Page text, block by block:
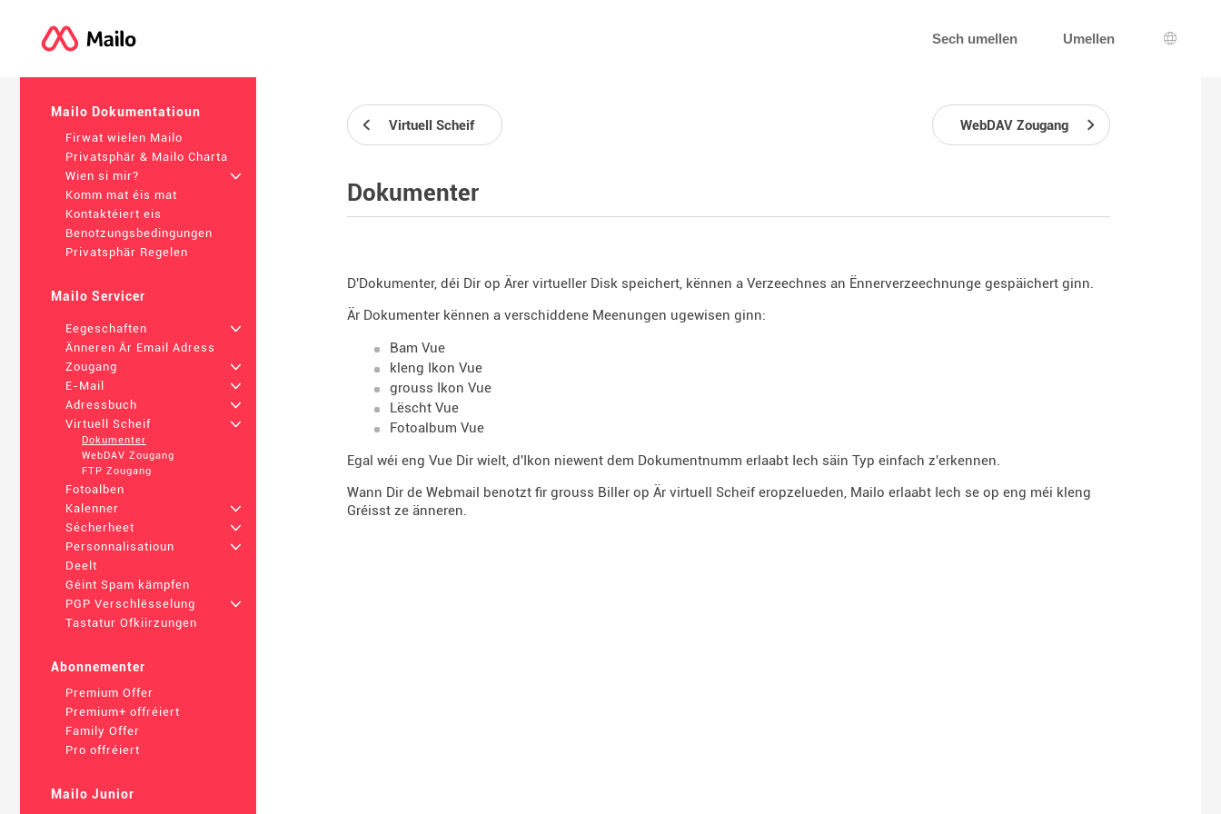
Sech umellen Umellen
Mailo Dokumentatioun
Firwat wielen Mailo
Privatsphär & Mailo Charta
Wien si mir?
+
Komm mat éis mat
Kontaktéiert eis
Benotzungsbedingungen
Privatsphär Regelen
Mailo Servicer
Eegeschaften
+
Änneren Är Email Adress
Zougang
+
E-Mail
+
Adressbuch
+
Virtuell Scheif
+
Dokumenter
WebDAV Zougang
FTP Zougang
Fotoalben
Kalenner
+
Sécherheet
+
Personnalisatioun
+
Deelt
Géint Spam kämpfen
PGP Verschlësselung
+
Tastatur Ofkiirzungen
Abonnementer
Premium Offer
Premium+ offréiert
Family Offer
Pro offréiert
Mailo Junior
Virtuell Scheif WebDAV Zougang
Dokumenter
D'Dokumenter, déi Dir op Ärer virtueller Disk speichert, kënnen a Verzeechnes an Ënnerverzeechnunge gespäichert ginn.
Är Dokumenter kënnen a verschiddene Meenungen ugewisen ginn:
Bam Vue
kleng Ikon Vue
grouss Ikon Vue
Lëscht Vue
Fotoalbum Vue
Egal wéi eng Vue Dir wielt, d'Ikon niewent dem Dokumentnumm erlaabt Iech säin Typ einfach z'erkennen.
Wann Dir de Webmail benotzt fir grouss Biller op Är virtuell Scheif eropzelueden, Mailo erlaabt Iech se op eng méi kleng
Gréisst ze änneren.